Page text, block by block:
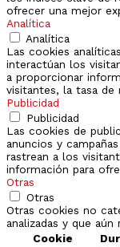
ofrecer una mejor
Analítica
Analítica
Las cookies
interactúan los
a proporcionar
visitantes, la tasa
Publicidad
Publicidad
Las cookies de
anuncios y
rastrean a los
información para
Otras
Otras
Otras cookies no
analizadas y que
Cookie